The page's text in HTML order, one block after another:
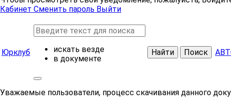
Кабинет Сменить пароль Выйти
Юрклуб
искать везде
в документе
Найти Поиск
Уважаемые пользователи, процесс скачивания данного